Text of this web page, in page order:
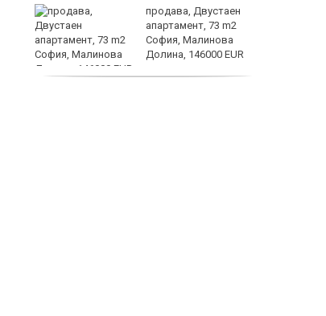
продава, Двустаен
апартамент, 73 m2
София, Малинова
Долина, 146000 EUR